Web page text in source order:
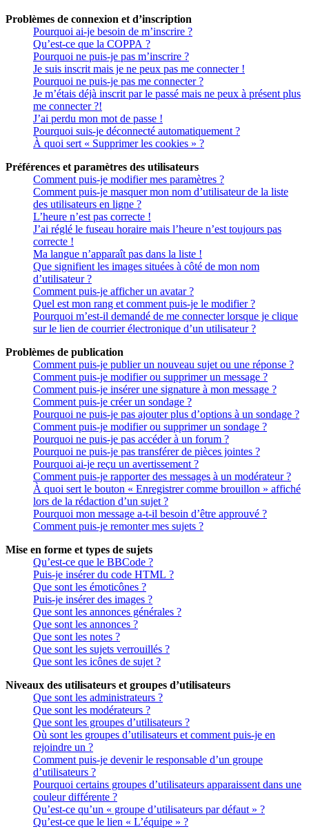
Problèmes de connexion et d’inscription
Pourquoi ai-je besoin de m’inscrire ?
Qu’est-ce que la COPPA ?
Pourquoi ne puis-je pas m’inscrire ?
Je suis inscrit mais je ne peux pas me connecter !
Pourquoi ne puis-je pas me connecter ?
Je m’étais déjà inscrit par le passé mais ne peux à présent plus
me connecter ?!
J’ai perdu mon mot de passe !
Pourquoi suis-je déconnecté automatiquement ?
À quoi sert « Supprimer les cookies » ?
Préférences et paramètres des utilisateurs
Comment puis-je modifier mes paramètres ?
Comment puis-je masquer mon nom d’utilisateur de la liste
des utilisateurs en ligne ?
L’heure n’est pas correcte !
J’ai réglé le fuseau horaire mais l’heure n’est toujours pas
correcte !
Ma langue n’apparaît pas dans la liste !
Que signifient les images situées à côté de mon nom
d’utilisateur ?
Comment puis-je afficher un avatar ?
Quel est mon rang et comment puis-je le modifier ?
Pourquoi m’est-il demandé de me connecter lorsque je clique
sur le lien de courrier électronique d’un utilisateur ?
Problèmes de publication
Comment puis-je publier un nouveau sujet ou une réponse ?
Comment puis-je modifier ou supprimer un message ?
Comment puis-je insérer une signature à mon message ?
Comment puis-je créer un sondage ?
Pourquoi ne puis-je pas ajouter plus d’options à un sondage ?
Comment puis-je modifier ou supprimer un sondage ?
Pourquoi ne puis-je pas accéder à un forum ?
Pourquoi ne puis-je pas transférer de pièces jointes ?
Pourquoi ai-je reçu un avertissement ?
Comment puis-je rapporter des messages à un modérateur ?
À quoi sert le bouton « Enregistrer comme brouillon » affiché
lors de la rédaction d’un sujet ?
Pourquoi mon message a-t-il besoin d’être approuvé ?
Comment puis-je remonter mes sujets ?
Mise en forme et types de sujets
Qu’est-ce que le BBCode ?
Puis-je insérer du code HTML ?
Que sont les émoticônes ?
Puis-je insérer des images ?
Que sont les annonces générales ?
Que sont les annonces ?
Que sont les notes ?
Que sont les sujets verrouillés ?
Que sont les icônes de sujet ?
Niveaux des utilisateurs et groupes d’utilisateurs
Que sont les administrateurs ?
Que sont les modérateurs ?
Que sont les groupes d’utilisateurs ?
Où sont les groupes d’utilisateurs et comment puis-je en
rejoindre un ?
Comment puis-je devenir le responsable d’un groupe
d’utilisateurs ?
Pourquoi certains groupes d’utilisateurs apparaissent dans une
couleur différente ?
Qu’est-ce qu’un « groupe d’utilisateurs par défaut » ?
Qu’est-ce que le lien « L’équipe » ?